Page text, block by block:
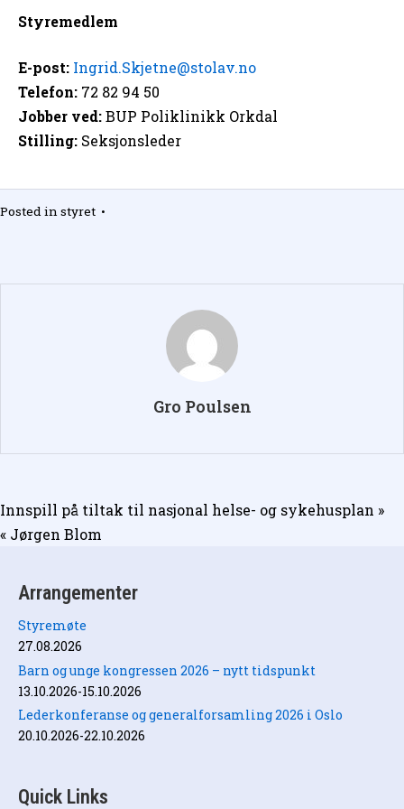
Styremedlem
E-post: Ingrid.Skjetne@stolav.no
Telefon: 72 82 94 50
Jobber ved:BUP Poliklinikk Orkdal
Stilling: Seksjonsleder
Posted instyret •
Gro Poulsen
Innleggsnavigasjon
Innspill på tiltak til nasjonal helse- og sykehusplan »
« Jørgen Blom
Arrangementer
Styremøte
27.08.2026
Barn og unge kongressen 2026 – nytt tidspunkt
13.10.2026-15.10.2026
Lederkonferanse og generalforsamling 2026 i Oslo
20.10.2026-22.10.2026
Quick Links